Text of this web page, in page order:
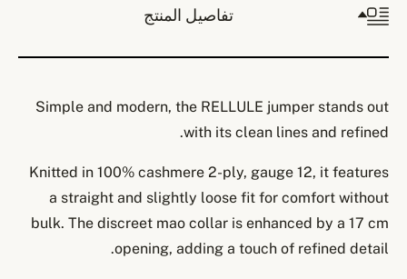
تفاصيل المنتج
Simple and modern, the RELLULE jumper stands out
with its clean lines and refined.
Knitted in 100% cashmere 2-ply, gauge 12, it features
a straight and slightly loose fit for comfort without
bulk. The discreet mao collar is enhanced by a 17 cm
opening, adding a touch of refined detail.